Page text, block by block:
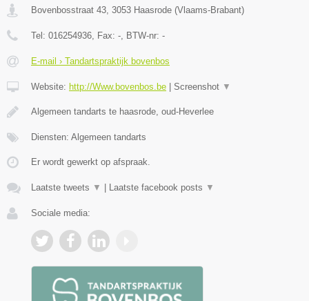
Bovenbosstraat 43 3053 Haasrode (Vlaams-Brabant)
Tel: 016254936 , Fax: - , BTW-nr: -
E-mail › Tandartspraktijk bovenbos
Website: http://Www.bovenbos.be | Screenshot ▼
Algemeen tandarts te haasrode, oud-Heverlee
Diensten: Algemeen tandarts
Er wordt gewerkt op afspraak.
Laatste tweets ▼ | Laatste facebook posts ▼
Sociale media: